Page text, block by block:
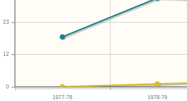
1977-78 1978-79
0
12
23